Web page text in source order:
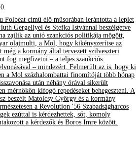
Polbeat című élő műsorában lerántotta a leplet
Gergellyel és Stefka Istvánnal beszélgetve
zajlik az unió szankciós politikája mögött,
olajmulti, a Mol, hogy kikényszerítse az
még a kormány által tervezett szilveszteri
fog megfizetni – a teljes szankciós
– mindezért. Felmerült az is, hogy ki
a Mol százhalombattai finomítóját több hónap
után néhány órával sikerült
mérnökön kifogó repedéseket behegeszteni. A
beszélt Matolcsy György és a kormány
a Revolution '56 Szabadságharcos
ezúttal is kérdezhettek, sőt, komoly
a kérdezők és Boros Imre között.